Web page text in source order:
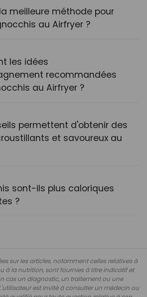
meilleure méthode pour
au Airfryer ?
les idées
recommandées
au Airfryer ?
permettent d'obtenir des
et savoureux au
sont-ils plus caloriques
?
sur les articles, notamment celles relatives à
à la nutrition, sont fournies à titre indicatif et
cas un diagnostic, un traitement ou une
est invité à consulter un médecin ou